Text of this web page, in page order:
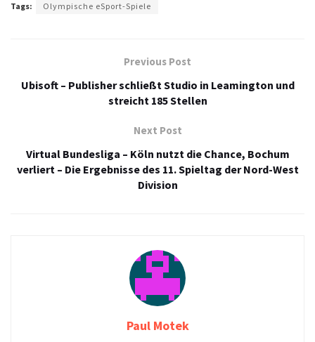
Tags: Olympische eSport-Spiele
Previous Post
Ubisoft – Publisher schließt Studio in Leamington und
streicht 185 Stellen
Next Post
Virtual Bundesliga – Köln nutzt die Chance, Bochum
verliert – Die Ergebnisse des 11. Spieltag der Nord-West
Division
Paul Motek